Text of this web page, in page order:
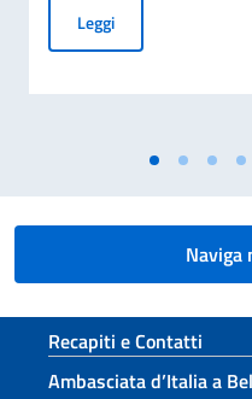
Leggi
Naviga
Sezione
Recapiti e Contatti
Ambasciata d’Italia a